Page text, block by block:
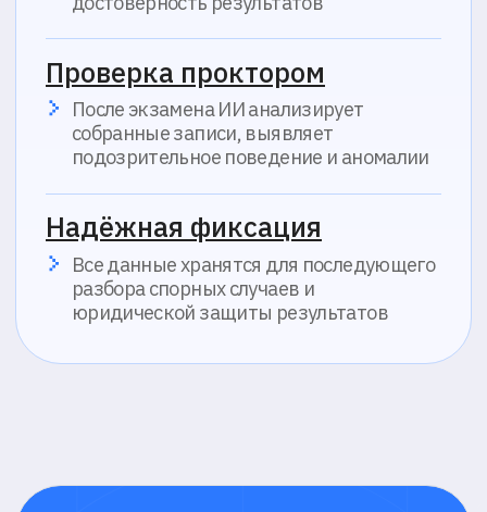
Политика обработки персональных данных
Согласие на обработку персональных данных
История изменений
Статус
Инструкции
Информация
Компания
Контакты
Отзывы FAQ